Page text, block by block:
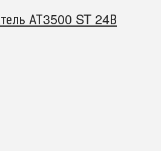
АТ3500 ST 24В